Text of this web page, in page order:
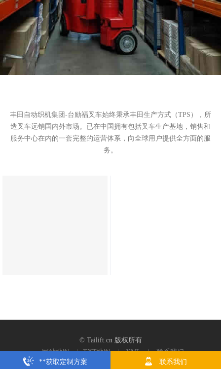
丰田自动织机集团-台励福叉车始终秉承丰田生产方式（TPS），所
造叉车远销国内外市场。已在中国拥有包括叉车生产基地，销售和
服务中心在内的一套完整的运营体系，向全球用户提供全方面的服
务。
© Tailift.cn 版权所有
网站地图
| TXT地图 | XML |
联系我们
**获取定制方案
联系我们